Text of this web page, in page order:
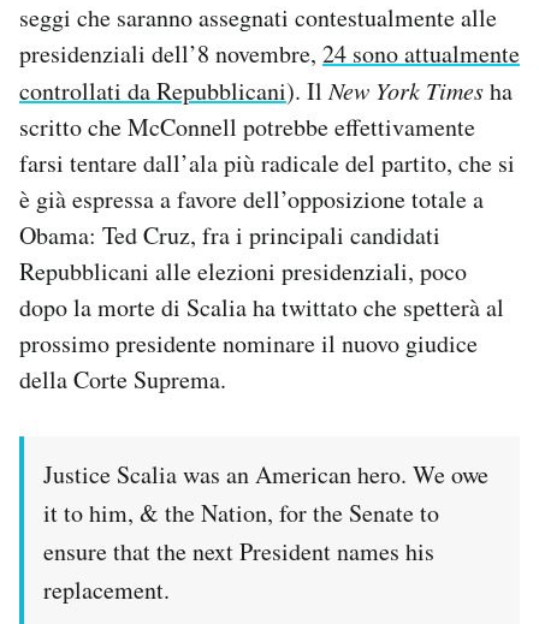
seggi che saranno assegnati contestualmente alle
presidenziali dell’8 novembre, 24 sono attualmente
controllati da Repubblicani). IlNew York Timesha
scritto che McConnell potrebbe effettivamente
farsi tentare dall’ala più radicale del partito, che si
è già espressa a favore dell’opposizione totale a
Obama: Ted Cruz, fra i principali candidati
Repubblicani alle elezioni presidenziali, poco
dopo la morte di Scalia ha twittato che spetterà al
prossimo presidente nominare il nuovo giudice
della Corte Suprema.
Justice Scalia was an American hero. We owe
it to him, & the Nation, for the Senate to
ensure that the next President names his
replacement.